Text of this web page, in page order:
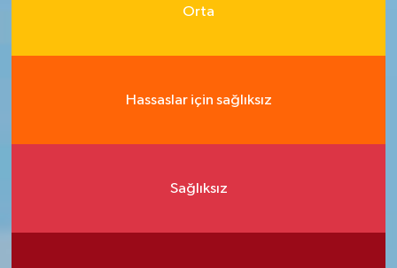
Orta
Hassaslar için sağlıksız
Sağlıksız